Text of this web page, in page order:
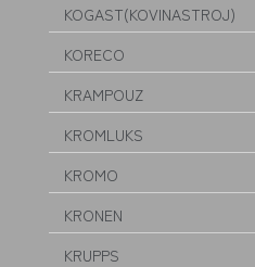
KOGAST(KOVINASTROJ)
KORECO
KRAMPOUZ
KROMLUKS
KROMO
KRONEN
KRUPPS